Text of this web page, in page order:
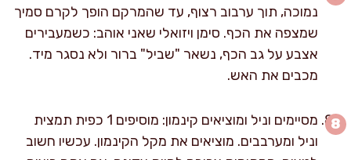
נמוכה, תוך ערבוב רצוף, עד שהמרקם הופך לקרם סמיך
שמצפה את הכף. סימן ויזואלי שאני אוהב: כשמעבירים
אצבע על גב הכף, נשאר "שביל" ברור ולא נסגר מיד.
מכבים את האש.
מסיימים וניל ומוציאים קינמון: מוסיפים 1 כפית תמצית
וניל ומערבבים. מוציאים את מקל הקינמון. עכשיו חשוב